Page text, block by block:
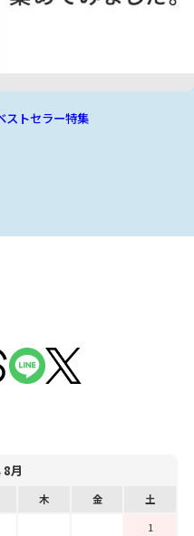
ストセラー特集
月
木 金
土
1